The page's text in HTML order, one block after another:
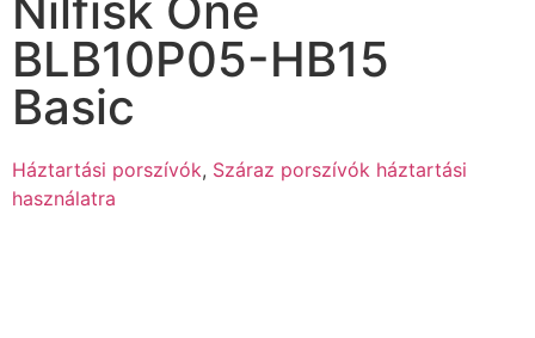
BLB10P05-HB15
Basic
Háztartási porszívók, Száraz porszívók háztartási
használatra